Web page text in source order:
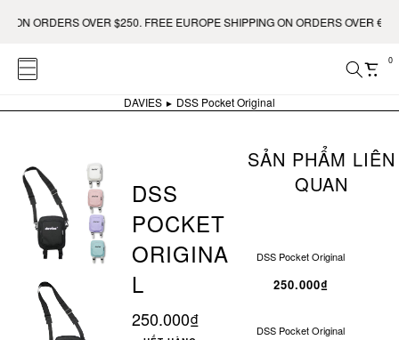
OVER $250. FREE EUROPE SHIPPING ON ORDERS OVER €400.
0
DAVIES DSS Pocket Original
DSS
POCKET
ORIGINA
L
250.000₫
SẢN PHẨM LIÊN
QUAN
DSS Pocket Original
250.000₫
DSS Pocket Original